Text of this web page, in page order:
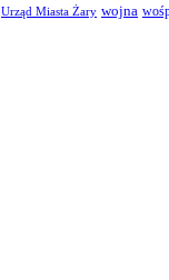
Urząd Miasta Żary wojna